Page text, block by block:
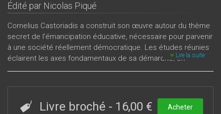
Édité par Nicolas Piqué
Cornelius Castoriadis a construit son œuvre autour du thème
secret de l'émancipation éducative, nécessaire pour parvenir
à une société réellement démocratique. Les études réunies
éclairent les axes fondamentaux de sa démarche, en
philosophie de l’éducation, politique et psychanalyse. Ce
Lire la suite
Livre broché - 16,00 € Acheter